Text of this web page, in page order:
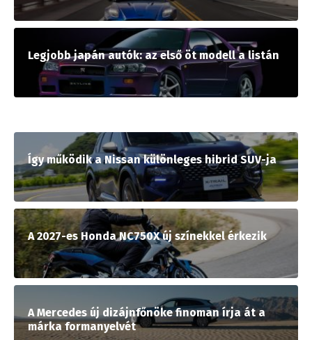
Legjobb japán autók: az első öt modell a listán
Így működik a Nissan különleges hibrid SUV-ja
A 2027-es Honda NC750X új színekkel érkezik
A Mercedes új dizájnfőnöke finoman írja át a
márka formanyelvét